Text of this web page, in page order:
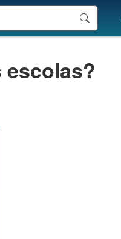
escolas?